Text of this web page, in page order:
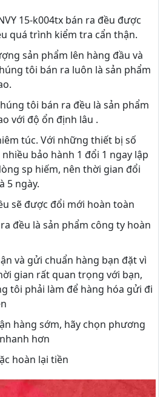
15-k004tx bán ra đều được
quá trình kiểm tra cẩn thận.
sản phẩm lên hàng đầu và
tôi bán ra luôn là sản phẩm
tôi bán ra đều là sản phẩm
với độ ổn định lâu .
túc. Với những thiết bị số
bảo hành 1 đổi 1 ngay lập
sp hiếm, nên thời gian đổi
5 ngày.
sẽ được đổi mới hoàn toàn
đều là sản phẩm công ty hoàn
và gửi chuẩn hàng bạn đặt vì
gian rất quan trọng với bạn,
tôi phải làm để hàng hóa gửi đi
hàng sớm, hãy chọn phương
hơn
hoàn lại tiền